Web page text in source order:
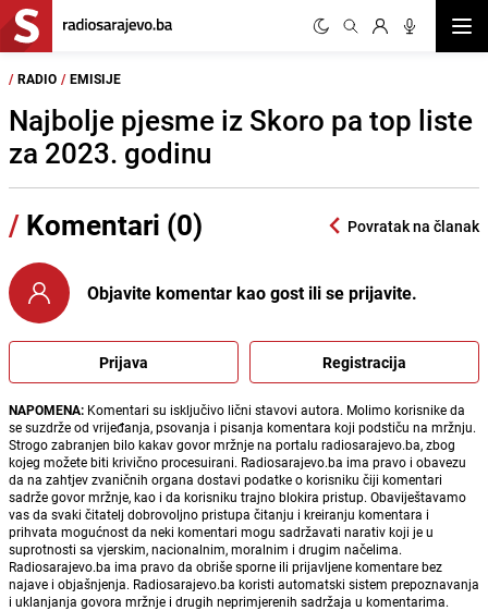
/ RADIO / EMISIJE
Najbolje pjesme iz Skoro pa top liste
za 2023. godinu
/ Komentari (0) Povratak na članak
Objavite komentar kao gost ili se prijavite.
Prijava Registracija
NAPOMENA: Komentari su isključivo lični stavovi autora. Molimo korisnike da
se suzdrže od vrijeđanja, psovanja i pisanja komentara koji podstiču na mržnju.
Strogo zabranjen bilo kakav govor mržnje na portalu radiosarajevo.ba, zbog
kojeg možete biti krivično procesuirani. Radiosarajevo.ba ima pravo i obavezu
da na zahtjev zvaničnih organa dostavi podatke o korisniku čiji komentari
sadrže govor mržnje, kao i da korisniku trajno blokira pristup. Obaviještavamo
vas da svaki čitatelj dobrovoljno pristupa čitanju i kreiranju komentara i
prihvata mogućnost da neki komentari mogu sadržavati narativ koji je u
suprotnosti sa vjerskim, nacionalnim, moralnim i drugim načelima.
Radiosarajevo.ba ima pravo da obriše sporne ili prijavljene komentare bez
najave i objašnjenja. Radiosarajevo.ba koristi automatski sistem prepoznavanja
i uklanjanja govora mržnje i drugih neprimjerenih sadržaja u komentarima.